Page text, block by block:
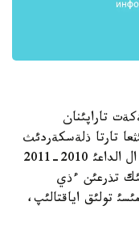
تاراپئنان
وسئ قاراجات ةلئمئزدةگئ 36 مئثعا تارتا ذلةسكةردئث
قذقئعئن قورعاؤعا سةپتئگئن تيگئزگةن. ال الداعئ 2010-2011
تذرعئن ءذي
جذمئسئ تولئق اياقتالئپ،